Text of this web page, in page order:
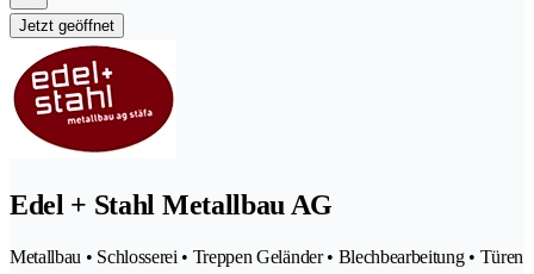
Jetzt geöffnet
Edel + Stahl Metallbau AG
Metallbau • Schlosserei • Treppen Geländer • Blechbearbeitung • Türen